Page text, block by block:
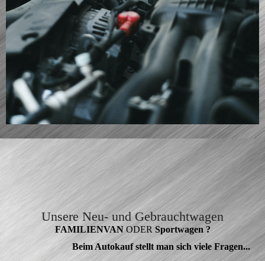
Unsere Neu- und Gebrauchtwagen
FAMILIEN­VANODER Sportwagen ?
Beim Autokauf stellt man sich viele Fragen...